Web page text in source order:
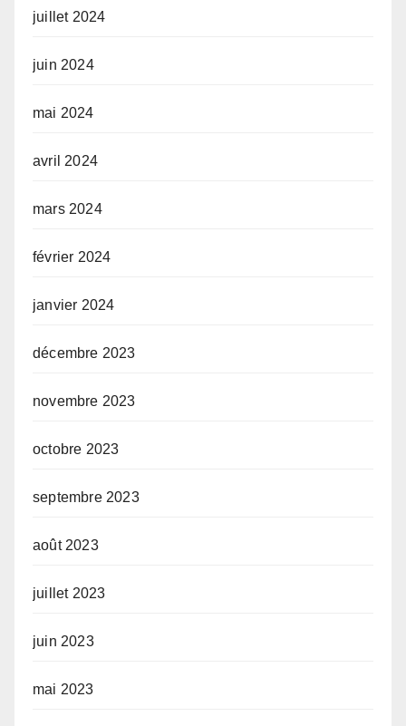
juillet 2024
juin 2024
mai 2024
avril 2024
mars 2024
février 2024
janvier 2024
décembre 2023
novembre 2023
octobre 2023
septembre 2023
août 2023
juillet 2023
juin 2023
mai 2023